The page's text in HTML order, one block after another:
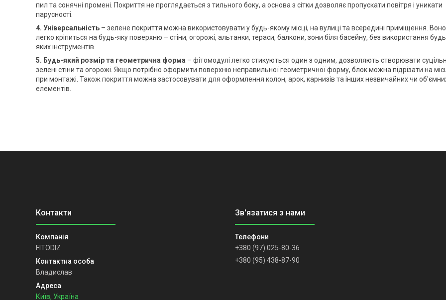
пил та сонячні промені. Покриття не проглядається з тильного боку, а основа з сітки дозволяє пропускати повітря і уникати
парусності.
4. Універсальність – зелене покриття можна використовувати у будь-якому місці, на вулиці та всередині приміщення. Воно
легко кріпиться на будь-яку поверхню – стіни, огорожі, альтанки, тераси, балкони, зони біля басейну, без використання
яких інструментів.
5. Будь-який розмір та геометрична форма – фітомодулі легко стикуються один з одним, дозволяють створювати
зелені стіни та огорожі. Якщо потрібно оформити поверхню неправильної геометричної форму, блок можна підрізати на
при монтажі. Також покриття можна застосовувати для оформлення колон, арок, карнизів та інших незвичайних чи
елементів.
FITODIZ
Владислав
Київ, Україна
+380 (97) 025-80-36
+380 (95) 438-87-90